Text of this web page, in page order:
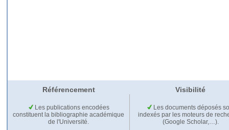
Référencement Visibilité
Les publications encodées
constituent la bibliographie académique
de l'Université.
Les documents déposés
indexés par les moteurs de
(Google Scholar,…).